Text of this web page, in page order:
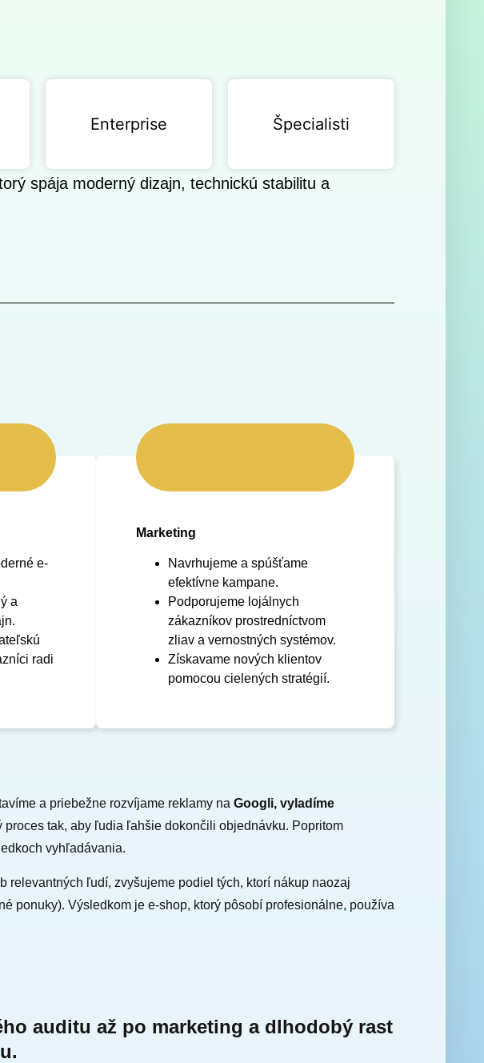
Enterprise Špecialisti
spája moderný dizajn, technickú stabilitu a
e-
a
radi
Marketing
Navrhujeme a spúšťame
efektívne kampane.
Podporujeme lojálnych
zákazníkov prostredníctvom
zliav a vernostných systémov.
Získavame nových klientov
pomocou cielených stratégií.
a priebežne rozvíjame reklamy na Googli, vyladíme
proces tak, aby ľudia ľahšie dokončili objednávku. Popritom
vyhľadávania.
relevantných ľudí, zvyšujeme podiel tých, ktorí nákup naozaj
ponuky). Výsledkom je e-shop, ktorý pôsobí profesionálne, používa
auditu až po marketing a dlhodobý rast